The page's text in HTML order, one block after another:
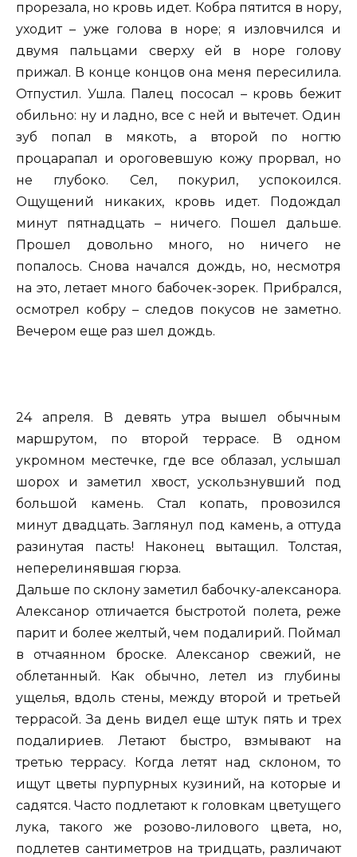
прорезала, но кровь идет. Кобра пятится в нору,
уходит – уже голова в норе; я изловчился и
двумя пальцами сверху ей в норе голову
прижал. В конце концов она меня пересилила.
Отпустил. Ушла. Палец пососал – кровь бежит
обильно: ну и ладно, все с ней и вытечет. Один
зуб попал в мякоть, а второй по ногтю
процарапал и ороговевшую кожу прорвал, но
не глубоко. Сел, покурил, успокоился.
Ощущений никаких, кровь идет. Подождал
минут пятнадцать – ничего. Пошел дальше.
Прошел довольно много, но ничего не
попалось. Снова начался дождь, но, несмотря
на это, летает много бабочек-зорек. Прибрался,
осмотрел кобру – следов покусов не заметно.
Вечером еще раз шел дождь.
24 апреля. В девять утра вышел обычным
маршрутом, по второй террасе. В одном
укромном местечке, где все облазал, услышал
шорох и заметил хвост, ускользнувший под
большой камень. Стал копать, провозился
минут двадцать. Заглянул под камень, а оттуда
разинутая пасть! Наконец вытащил. Толстая,
неперелинявшая гюрза.
Дальше по склону заметил бабочку-алексанора.
Алексанор отличается быстротой полета, реже
парит и более желтый, чем подалирий. Поймал
в отчаянном броске. Алексанор свежий, не
облетанный. Как обычно, летел из глубины
ущелья, вдоль стены, между второй и третьей
террасой. За день видел еще штук пять и трех
подалириев. Летают быстро, взмывают на
третью террасу. Когда летят над склоном, то
ищут цветы пурпурных кузиний, на которые и
садятся. Часто подлетают к головкам цветущего
лука, такого же розово-лилового цвета, но,
подлетев сантиметров на тридцать, различают